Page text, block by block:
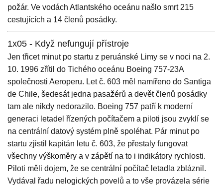
požár. Ve vodách Atlantského oceánu našlo smrt 215
cestujících a 14 členů posádky.
1x05 - Když nefungují přístroje
Jen třicet minut po startu z peruánské Limy se v noci na 2.
10. 1996 zřítil do Tichého oceánu Boeing 757-23A
společnosti Aeroperu. Let č. 603 měl namířeno do Santiga
de Chile, šedesát jedna pasažérů a devět členů posádky
tam ale nikdy nedorazilo. Boeing 757 patří k moderní
generaci letadel řízených počítačem a piloti jsou zvyklí se
na centrální datový systém plně spoléhat. Pár minut po
startu zjistil kapitán letu č. 603, že přestaly fungovat
všechny výškoměry a v zápětí na to i indikátory rychlosti.
Piloti měli dojem, že se centrální počítač letadla zbláznil.
Vydával řadu nelogických povelů a to vše provázela série